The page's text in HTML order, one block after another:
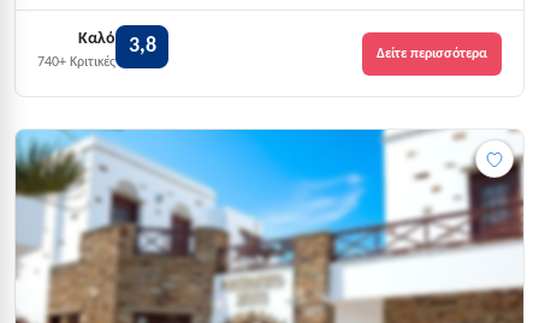
Καλό
740+ Κριτικές
3,8 Δείτε περισσότερα